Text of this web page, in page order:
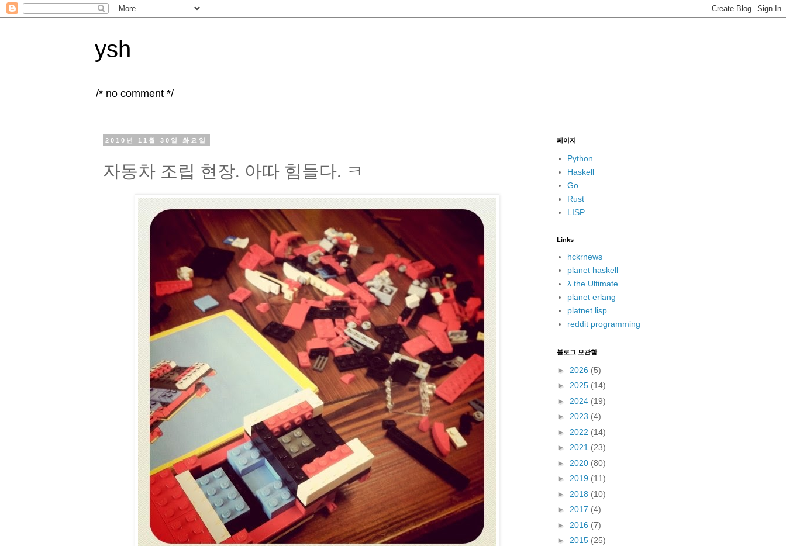
ysh
/* no comment */
2010년 11월 30일 화요일
자동차 조립 현장. 아따 힘들다. ㅋ
페이지
Python
Haskell
Go
Rust
LISP
Links
hckrnews
planet haskell
λ the Ultimate
planet erlang
platnet lisp
reddit programming
블로그 보관함
► 2026 (5)
► 2025 (14)
► 2024 (19)
► 2023 (4)
► 2022 (14)
► 2021 (23)
► 2020 (80)
► 2019 (11)
► 2018 (10)
► 2017 (4)
► 2016 (7)
► 2015 (25)